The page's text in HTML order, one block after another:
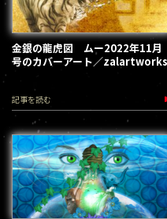
金銀の龍虎図 ムー2022年11月
号のカバーアート／zalartworks
記事を読む